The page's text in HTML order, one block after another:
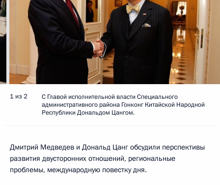
1 из 2
С Главой исполнительной власти Специального
административного района Гонконг Китайской Народной
Республики Дональдом Цангом.
Дмитрий Медведев и Дональд Цанг обсудили перспективы
развития двусторонних отношений, региональные
проблемы, международную повестку дня.